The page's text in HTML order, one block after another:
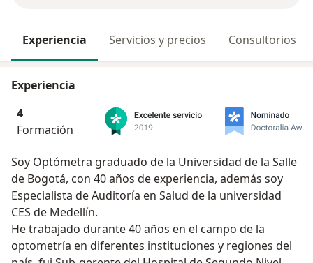
Experiencia Servicios y precios Consultorios
Experiencia
4
Formación
Soy Optómetra graduado de la Universidad de la Salle
de Bogotá, con 40 años de experiencia, además soy
Especialista de Auditoría en Salud de la universidad
CES de Medellín.
He trabajado durante 40 años en el campo de la
optometría en diferentes instituciones y regiones del